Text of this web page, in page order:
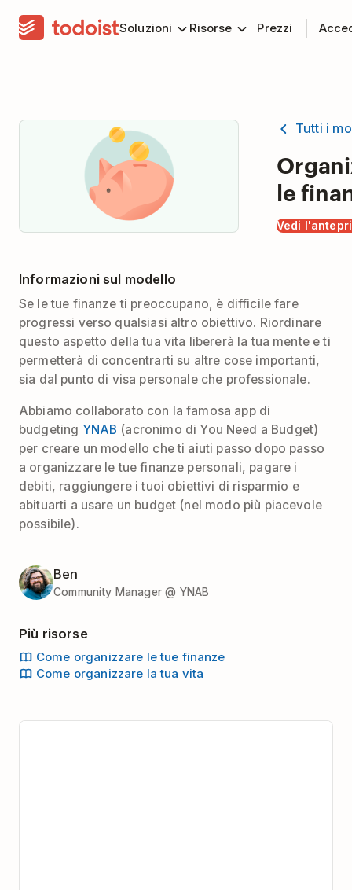
Soluzioni Risorse Prezzi
Tutti i
le
Vedi
Informazioni sul modello
Se le tue finanze ti preoccupano, è difficile fare
progressi verso qualsiasi altro obiettivo. Riordinare
questo aspetto della tua vita libererà la tua mente e ti
permetterà di concentrarti su altre cose importanti,
sia dal punto di visa personale che professionale.
Abbiamo collaborato con la famosa app di
budgeting YNAB (acronimo di You Need a Budget)
per creare un modello che ti aiuti passo dopo passo
a organizzare le tue finanze personali, pagare i
debiti, raggiungere i tuoi obiettivi di risparmio e
abituarti a usare un budget (nel modo più piacevole
possibile).
Ben
Community Manager @ YNAB
Più risorse
Come organizzare le tue finanze
Come organizzare la tua vita